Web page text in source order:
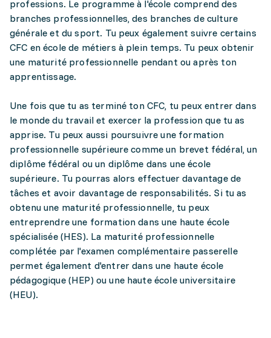
professions. Le programme à l'école comprend des
branches professionnelles, des branches de culture
générale et du sport. Tu peux également suivre certains
CFC en école de métiers à plein temps. Tu peux obtenir
une maturité professionnelle pendant ou après ton
apprentissage.
Une fois que tu as terminé ton CFC, tu peux entrer dans
le monde du travail et exercer la profession que tu as
apprise. Tu peux aussi poursuivre une formation
professionnelle supérieure comme un brevet fédéral, un
diplôme fédéral ou un diplôme dans une école
supérieure. Tu pourras alors effectuer davantage de
tâches et avoir davantage de responsabilités. Si tu as
obtenu une maturité professionnelle, tu peux
entreprendre une formation dans une haute école
spécialisée (HES). La maturité professionnelle
complétée par l'examen complémentaire passerelle
permet également d'entrer dans une haute école
pédagogique (HEP) ou une haute école universitaire
(HEU).